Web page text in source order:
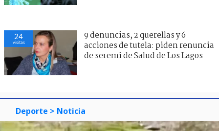
24
visitas
9 denuncias, 2 querellas y 6
acciones de tutela: piden renuncia
de seremi de Salud de Los Lagos
Deporte > Noticia